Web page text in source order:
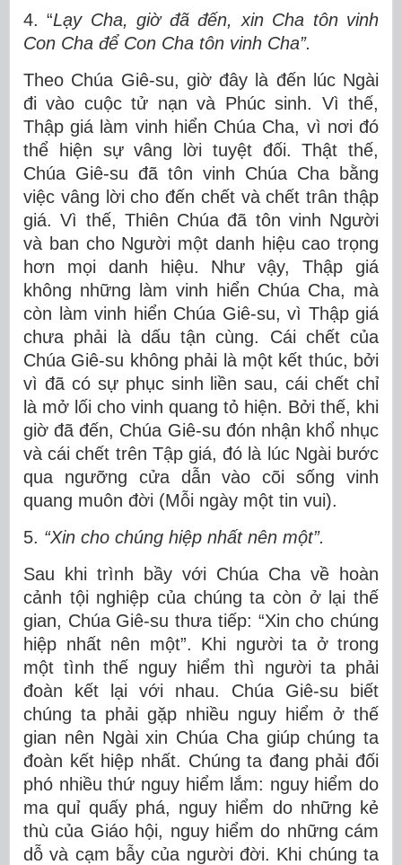
4. “Lạy Cha, giờ đã đến, xin Cha tôn vinh
Con Cha để Con Cha tôn vinh Cha”.
Theo Chúa Giê-su, giờ đây là đến lúc Ngài
đi vào cuộc tử nạn và Phúc sinh. Vì thế,
Thập giá làm vinh hiển Chúa Cha, vì nơi đó
thể hiện sự vâng lời tuyệt đối. Thật thế,
Chúa Giê-su đã tôn vinh Chúa Cha bằng
việc vâng lời cho đến chết và chết trân thập
giá. Vì thế, Thiên Chúa đã tôn vinh Người
và ban cho Người một danh hiệu cao trọng
hơn mọi danh hiệu. Như vậy, Thập giá
không những làm vinh hiển Chúa Cha, mà
còn làm vinh hiển Chúa Giê-su, vì Thập giá
chưa phải là dấu tận cùng. Cái chết của
Chúa Giê-su không phải là một kết thúc, bởi
vì đã có sự phục sinh liền sau, cái chết chỉ
là mở lối cho vinh quang tỏ hiện. Bởi thế, khi
giờ đã đến, Chúa Giê-su đón nhận khổ nhục
và cái chết trên Tập giá, đó là lúc Ngài bước
qua ngưỡng cửa dẫn vào cõi sống vinh
quang muôn đời (Mỗi ngày một tin vui).
5. “Xin cho chúng hiệp nhất nên một”.
Sau khi trình bầy với Chúa Cha về hoàn
cảnh tội nghiệp của chúng ta còn ở lại thế
gian, Chúa Giê-su thưa tiếp: “Xin cho chúng
hiệp nhất nên một”. Khi người ta ở trong
một tình thế nguy hiểm thì người ta phải
đoàn kết lại với nhau. Chúa Giê-su biết
chúng ta phải gặp nhiều nguy hiểm ở thế
gian nên Ngài xin Chúa Cha giúp chúng ta
đoàn kết hiệp nhất. Chúng ta đang phải đối
phó nhiều thứ nguy hiểm lắm: nguy hiểm do
ma quỉ quấy phá, nguy hiểm do những kẻ
thù của Giáo hội, nguy hiểm do những cám
dỗ và cạm bẫy của người đời. Khi chúng ta